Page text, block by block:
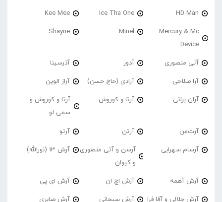
HD Man
Ice Tha One
Kee Mee
Mercury & Mc
Device
Minel
Shayne
آتی منصوری آدور آذرسینا
آرا صلاحی آرادی (حاج حسن) آراز الوین
آران براتی آرتا و کوروش
آرتا و کوروش و
سمی لو
آرت‌من آرتن آرتو
آرسام سهرابی
آرسن و آتی منصوری
و کیوان
آرش 13 (نورالله)
آرش آهمه آرش اچ ان آرش ای پی
آرش جلالی و آقا فرا آرش سبحانی آرش صابری